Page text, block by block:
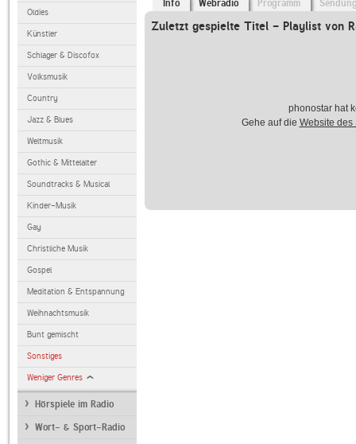
Oldies
Künstler
Schlager & Discofox
Volksmusik
Country
Jazz & Blues
Weltmusik
Gothic & Mittelalter
Soundtracks & Musical
Kinder-Musik
Gay
Christliche Musik
Gospel
Meditation & Entspannung
Weihnachtsmusik
Bunt gemischt
Sonstiges
Weniger Genres
Hörspiele im Radio
Wort- & Sport-Radio
Info Webradio Programm
Zuletzt gespielte Titel - Playlist von
phonostar hat
Gehe auf die Website des